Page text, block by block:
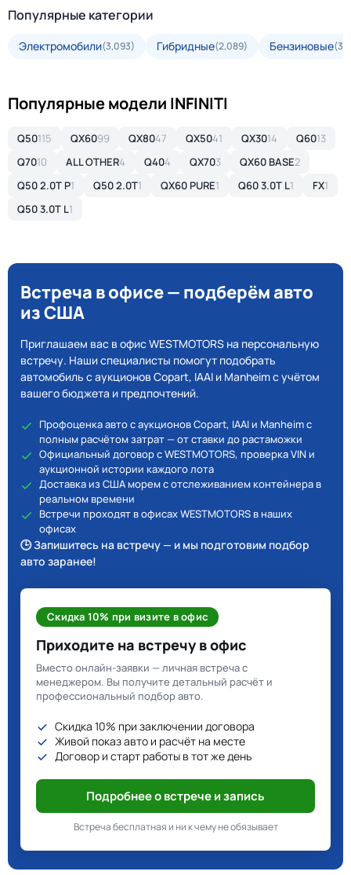
Популярные категории
Электромобили(3,093) Гибридные(2,089) Бензиновые
Популярные модели INFINITI
Q50115 QX6099 QX8047 QX5041 QX3014 Q6013
Q7010 ALL OTHER4 Q404 QX703 QX60 BASE2
Q50 2.0T P1 Q50 2.0T1 QX60 PURE1 Q60 3.0T L1 FX1
Q50 3.0T L1
Встреча в офисе — подберём авто
из США
Приглашаем вас в офис WESTMOTORS на персональную
встречу. Наши специалисты помогут подобрать
автомобиль с аукционов Copart, IAAI и Manheim с учётом
вашего бюджета и предпочтений.
Профоценка авто с аукционов Copart, IAAI и Manheim с
полным расчётом затрат — от ставки до растаможки
Официальный договор с WESTMOTORS, проверка VIN и
аукционной истории каждого лота
Доставка из США морем с отслеживанием контейнера в
реальном времени
Встречи проходят в офисах WESTMOTORS в наших
офисах
🕒 Запишитесь на встречу — и мы подготовим подбор
авто заранее!
Скидка 10% при визите в офис
Приходите на встречу в офис
Вместо онлайн-заявки — личная встреча с
менеджером. Вы получите детальный расчёт и
профессиональный подбор авто.
Скидка 10% при заключении договора
Живой показ авто и расчёт на месте
Договор и старт работы в тот же день
Подробнее о встрече и запись
Встреча бесплатная и ни к чему не обязывает